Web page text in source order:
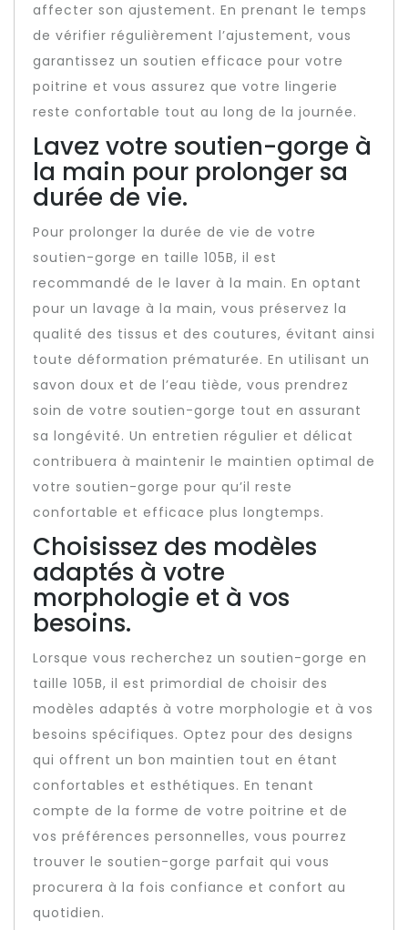
affecter son ajustement. En prenant le temps
de vérifier régulièrement l’ajustement, vous
garantissez un soutien efficace pour votre
poitrine et vous assurez que votre lingerie
reste confortable tout au long de la journée.
Lavez votre soutien-gorge à
la main pour prolonger sa
durée de vie.
Pour prolonger la durée de vie de votre
soutien-gorge en taille 105B, il est
recommandé de le laver à la main. En optant
pour un lavage à la main, vous préservez la
qualité des tissus et des coutures, évitant ainsi
toute déformation prématurée. En utilisant un
savon doux et de l’eau tiède, vous prendrez
soin de votre soutien-gorge tout en assurant
sa longévité. Un entretien régulier et délicat
contribuera à maintenir le maintien optimal de
votre soutien-gorge pour qu’il reste
confortable et efficace plus longtemps.
Choisissez des modèles
adaptés à votre
morphologie et à vos
besoins.
Lorsque vous recherchez un soutien-gorge en
taille 105B, il est primordial de choisir des
modèles adaptés à votre morphologie et à vos
besoins spécifiques. Optez pour des designs
qui offrent un bon maintien tout en étant
confortables et esthétiques. En tenant
compte de la forme de votre poitrine et de
vos préférences personnelles, vous pourrez
trouver le soutien-gorge parfait qui vous
procurera à la fois confiance et confort au
quotidien.